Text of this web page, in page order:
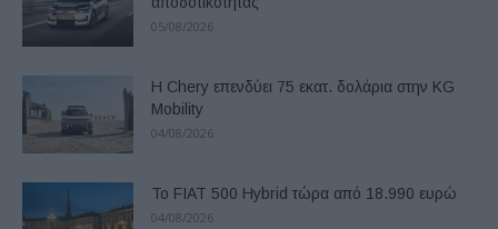
05/08/2026
Η Chery επενδύει 75 εκατ. δολάρια στην KG
Mobility
04/08/2026
Το FIAT 500 Hybrid τώρα από 18.990 ευρώ
04/08/2026